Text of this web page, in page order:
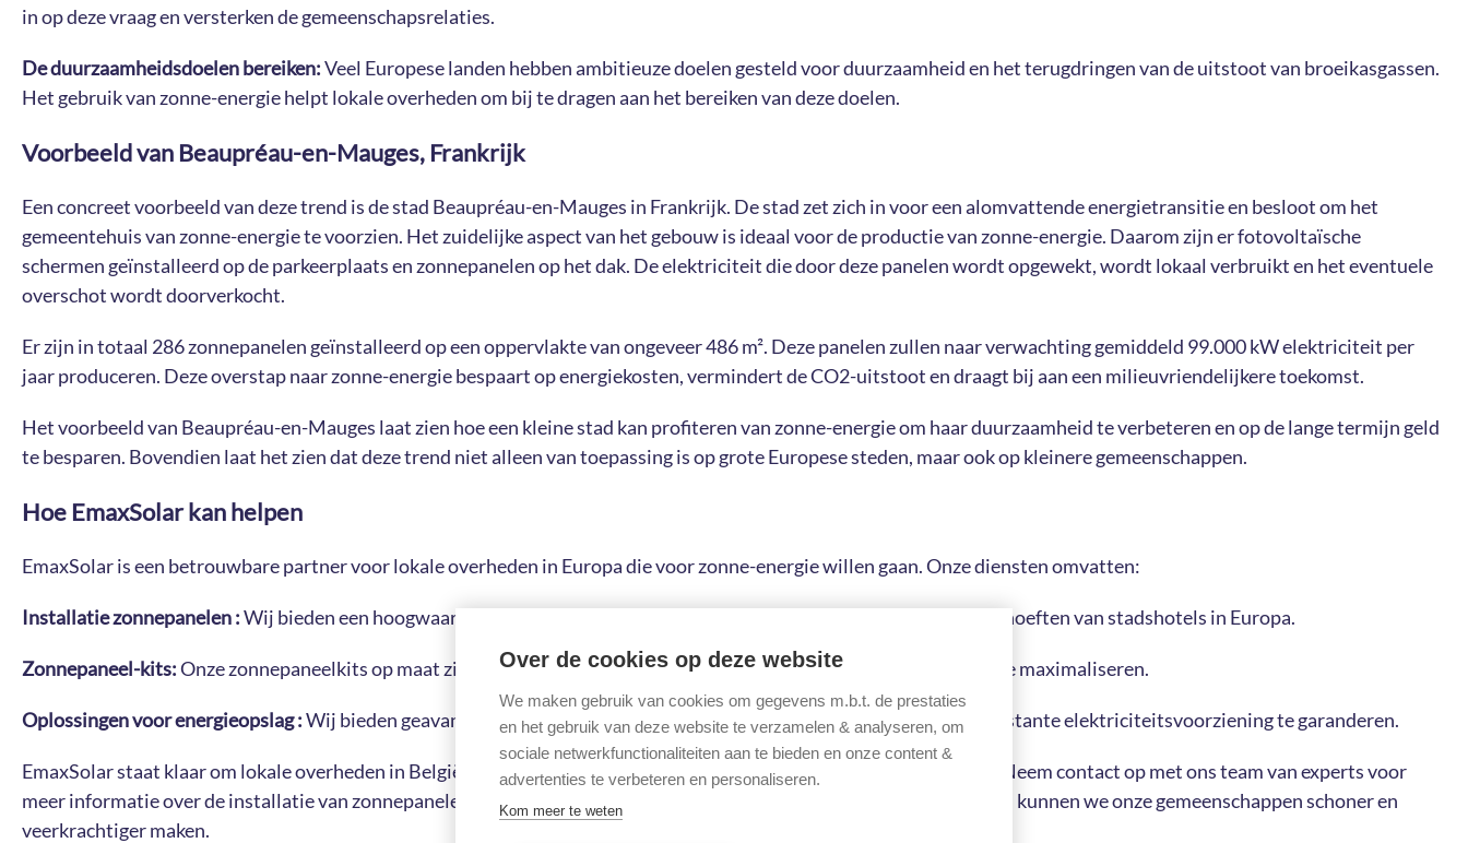
in op deze vraag en versterken de gemeenschapsrelaties.
De duurzaamheidsdoelen bereiken:Veel Europese landen hebben ambitieuze doelen gesteld voor duurzaamheid en het terugdringen van de uitstoot van broeikasgassen.
Het gebruik van zonne-energie helpt lokale overheden om bij te dragen aan het bereiken van deze doelen.
Voorbeeld van Beaupréau-en-Mauges, Frankrijk
Een concreet voorbeeld van deze trend is de stad Beaupréau-en-Mauges in Frankrijk. De stad zet zich in voor een alomvattende energietransitie en besloot om het
gemeentehuis van zonne-energie te voorzien. Het zuidelijke aspect van het gebouw is ideaal voor de productie van zonne-energie. Daarom zijn er fotovoltaïsche
schermen geïnstalleerd op de parkeerplaats en zonnepanelen op het dak. De elektriciteit die door deze panelen wordt opgewekt, wordt lokaal verbruikt en het eventuele
overschot wordt doorverkocht.
Er zijn in totaal 286 zonnepanelen geïnstalleerd op een oppervlakte van ongeveer 486 m². Deze panelen zullen naar verwachting gemiddeld 99.000 kW elektriciteit per
jaar produceren. Deze overstap naar zonne-energie bespaart op energiekosten, vermindert de CO2-uitstoot en draagt bij aan een milieuvriendelijkere toekomst.
Het voorbeeld van Beaupréau-en-Mauges laat zien hoe een kleine stad kan profiteren van zonne-energie om haar duurzaamheid te verbeteren en op de lange termijn geld
te besparen. Bovendien laat het zien dat deze trend niet alleen van toepassing is op grote Europese steden, maar ook op kleinere gemeenschappen.
Hoe EmaxSolar kan helpen
EmaxSolar is een betrouwbare partner voor lokale overheden in Europa die voor zonne-energie willen gaan. Onze diensten omvatten:
Installatie zonnepanelen :Wij bieden een hoogwaardige zonnepaneelinstallatie op maat voor de specifieke energiebehoeften van stadshotels in Europa.
Zonnepaneel-kits:Onze zonnepaneelkits op maat zijn ontworpen om de energie-efficiëntie van overheidsgebouwen te maximaliseren.
Oplossingen voor energieopslag :Wij bieden geavanceerde oplossingen voor de opslag van zonne-energie om een constante elektriciteitsvoorziening te garanderen.
EmaxSolar staat klaar om lokale overheden in België te helpen op hun weg naar een schonere, duurzamere toekomst. Neem contact op met ons team van experts voor
meer informatie over de installatie van zonnepanelen, tarieven, overheidssteun en andere zonne-energiezaken. Samen kunnen we onze gemeenschappen schoner en
veerkrachtiger maken.
Over de cookies op deze website
We maken gebruik van cookies om gegevens m.b.t. de prestaties
en het gebruik van deze website te verzamelen & analyseren, om
sociale netwerkfunctionaliteiten aan te bieden en onze content &
advertenties te verbeteren en personaliseren.
Kom meer te weten